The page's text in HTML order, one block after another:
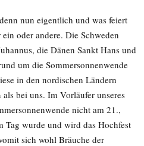
nun eigentlich und was feiert
oder andere. Die Schweden
die Dänen Sankt Hans und
um die Sommersonnenwende
in den nordischen Ländern
bei uns. Im Vorläufer unseres
nicht am 21.,
Tag wurde und wird das Hochfest
sich wohl Bräuche der